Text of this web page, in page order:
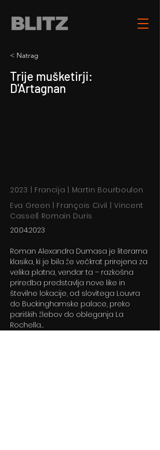
< Natrag
Trije mušketirji:
D'Artagnan
2023 | Francija | Martin Bourboulon
Eva Green | François Civil | Vincent
Cassel| Romain Duris
20.04.2023
Roman Alexandra Dumasa je literarna
klasika, ki je bila že večkrat prirejena za
velika platna, vendar ta – razkošna
priredba predstavlja nove like in
številne lokacije, od slovitega Louvra
do Buckinghamske palace, preko
pariških žlebov do obleganja La
Rochella…